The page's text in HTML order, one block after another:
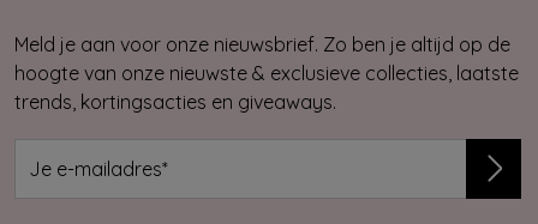
Meld je aan voor onze nieuwsbrief. Zo ben je altijd op de
hoogte van onze nieuwste & exclusieve collecties, laatste
trends, kortingsacties en giveaways.